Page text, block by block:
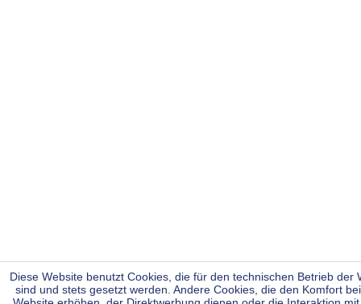
Diese Website benutzt Cookies, die für den technischen Betrieb der
sind und stets gesetzt werden. Andere Cookies, die den Komfort